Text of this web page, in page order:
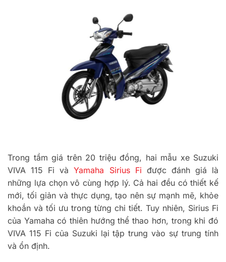
Trong tầm giá trên 20 triệu đồng, hai mẫu xe Suzuki
VIVA 115 Fi vàYamaha Sirius Fi được đánh giá là
những lựa chọn vô cùng hợp lý. Cả hai đều có thiết kế
mới, tối giản và thực dụng, tạo nên sự mạnh mẽ, khỏe
khoắn và tối ưu trong từng chi tiết. Tuy nhiên, Sirius Fi
của Yamaha có thiên hướng thể thao hơn, trong khi đó
VIVA 115 Fi của Suzuki lại tập trung vào sự trung tính
và ổn định.